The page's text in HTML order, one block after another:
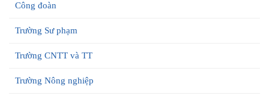
Công đoàn
Trường Sư phạm
Trường CNTT và TT
Trường Nông nghiệp